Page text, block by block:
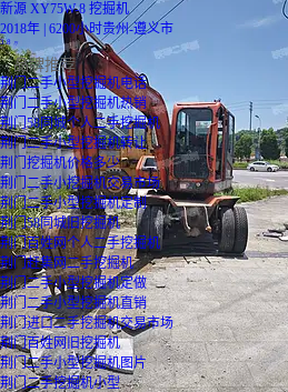
已降1000元
新源 XY75W-8 挖掘机
2018年 | 6200小时贵州-遵义市
3.8 万
品牌推荐
荆门二手小型挖掘机电话
荆门二手小型挖掘机热销
荆门58同城个人二手挖掘机
荆门二手小型挖掘机转让
荆门挖掘机价格多少
荆门二手小挖掘机交易市场
荆门二手小型挖掘机定制
荆门58同城旧挖掘机
荆门百姓网个人二手挖掘机
荆门赶集网二手挖掘机
荆门二手小型挖掘机定做
荆门二手小型挖掘机直销
荆门进口二手挖掘机交易市场
荆门百姓网旧挖掘机
荆门二手小型挖掘机图片
荆门二手挖掘机小型